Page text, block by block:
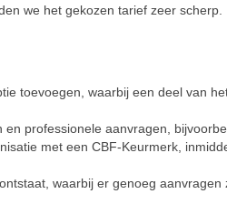
we het gekozen tarief zeer
toevoegen, waarbij een deel van
professionele aanvragen,
met een CBF-Keurmerk,
waarbij er genoeg aanvragen